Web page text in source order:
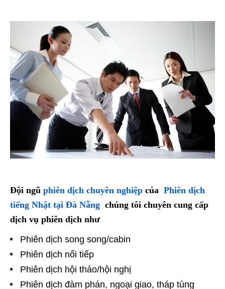
Đội ngũ phiên dịch chuyên nghiệp của Phiên dịch
tiếng Nhật tại Đà Nẵng chúng tôi chuyên cung cấp
dịch vụ phiên dịch như
Phiên dịch song song/cabin
Phiên dịch nối tiếp
Phiên dịch hội thảo/hội nghị
Phiên dịch đàm phán, ngoại giao, tháp tùng